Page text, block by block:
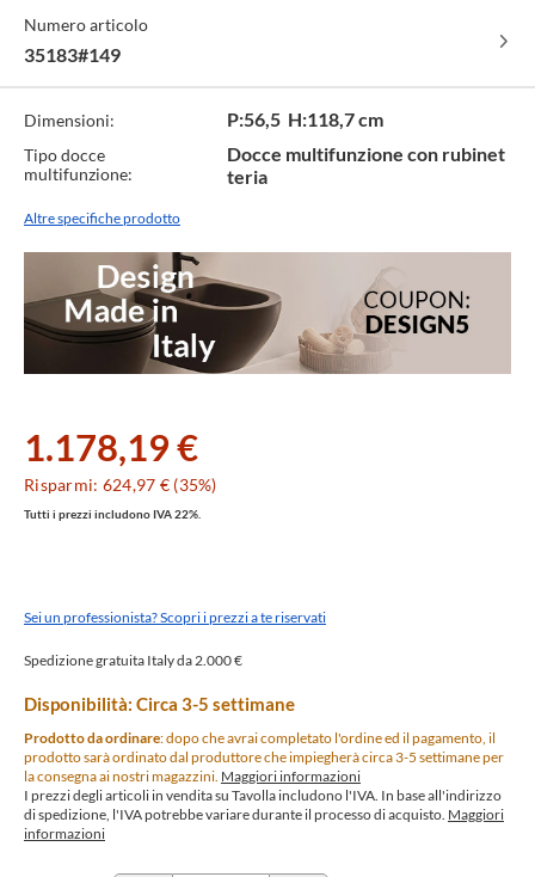
031
Numero articolo
35183#149
Dimensioni: P:56,5 H:118,7 cm
Tipo docce
multifunzione:
Docce multifunzione con rubinet
teria
Altre specifiche prodotto
1.178,19 €
Risparmi: 624,97 € (35%)
Tutti i prezzi includono IVA 22%.
Sei un professionista? Scopri i prezzi a te riservati
Spedizione gratuita Italy da 2.000 €
Disponibilità: Circa 3-5 settimane
Prodotto da ordinare: dopo che avrai completato l'ordine ed il pagamento, il
prodotto sarà ordinato dal produttore che impiegherà circa 3-5 settimane per
la consegna ai nostri magazzini. Maggiori informazioni
I prezzi degli articoli in vendita su Tavolla includono l'IVA. In base all'indirizzo
di spedizione, l'IVA potrebbe variare durante il processo di acquisto. Maggiori
informazioni